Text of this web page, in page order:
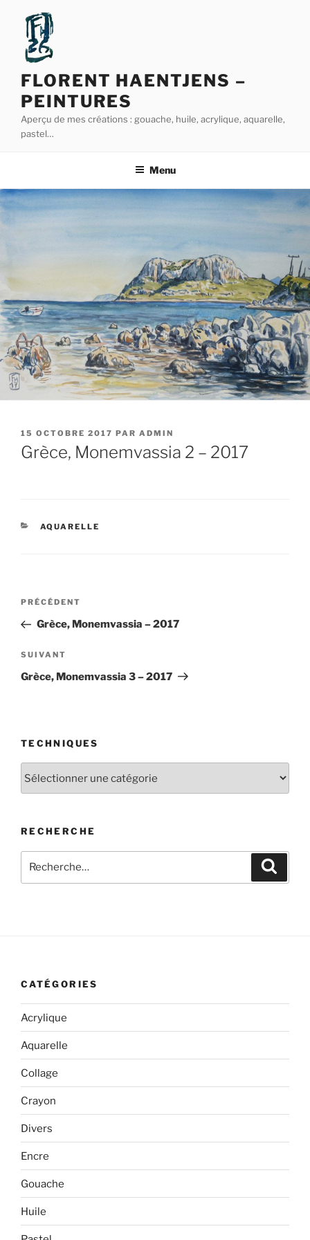
contenu
principal
FLORENT HAENTJENS –
PEINTURES
Aperçu de mes créations : gouache, huile, acrylique, aquarelle,
pastel…
Menu
PUBLIÉ
LE
15 OCTOBRE 2017 PAR ADMIN
Grèce, Monemvassia 2 – 2017
CATÉGORIES
AQUARELLE
Navigation
l’article
Article
précédent
PRÉCÉDENT
Grèce, Monemvassia – 2017
Article
suivant
SUIVANT
Grèce, Monemvassia 3 – 2017
TECHNIQUES
RECHERCHE
pour
CATÉGORIES
Acrylique
Aquarelle
Collage
Crayon
Divers
Encre
Gouache
Huile